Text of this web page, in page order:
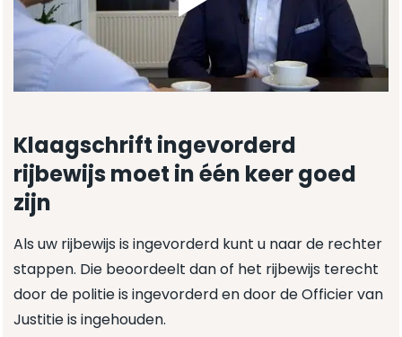
Klaagschrift ingevorderd
rijbewijs moet in één keer goed
zijn
Als uw rijbewijs is ingevorderd kunt u naar de rechter
stappen. Die beoordeelt dan of het rijbewijs terecht
door de politie is ingevorderd en door de Officier van
Justitie is ingehouden.